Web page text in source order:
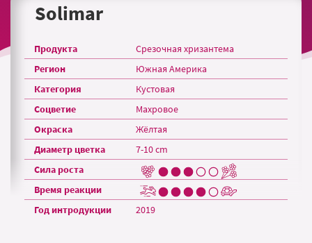
Solimar
Продукта
Срезочная хризантема
Регион
Южная Америка
Категория
Кустовая
Соцветие
Махровое
Окраска
Жёлтая
Диаметр цветка
7-10 cm
Сила роста
Время реакции
Год интродукции
2019